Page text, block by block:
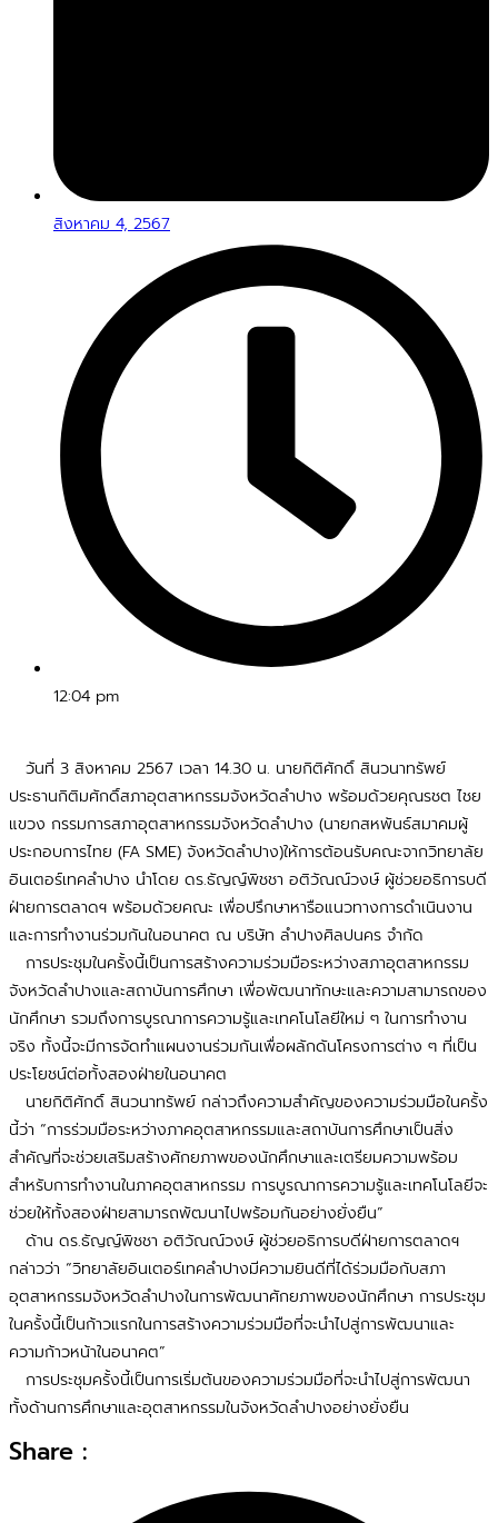
สิงหาคม 4, 2567
12:04 pm
วันที่ 3 สิงหาคม 2567 เวลา 14.30 น. นายกิติศักดิ์ สินวนาทรัพย์
ประธานกิติมศักดิ์สภาอุตสาหกรรมจังหวัดลำปาง พร้อมด้วยคุณรชต ไชย
แขวง กรรมการสภาอุตสาหกรรมจังหวัดลำปาง (นายกสหพันธ์สมาคมผู้
ประกอบการไทย (FA SME) จังหวัดลำปาง)ให้การต้อนรับคณะจากวิทยาลัย
อินเตอร์เทคลำปาง นำโดย ดร.ธัญญ์พิชชา อติวัณณ์วงษ์ ผู้ช่วยอธิการบดี
ฝ่ายการตลาดฯ พร้อมด้วยคณะ เพื่อปรึกษาหารือแนวทางการดำเนินงาน
และการทำงานร่วมกันในอนาคต ณ บริษัท ลำปางศิลปนคร จำกัด
การประชุมในครั้งนี้เป็นการสร้างความร่วมมือระหว่างสภาอุตสาหกรรม
จังหวัดลำปางและสถาบันการศึกษา เพื่อพัฒนาทักษะและความสามารถของ
นักศึกษา รวมถึงการบูรณาการความรู้และเทคโนโลยีใหม่ ๆ ในการทำงาน
จริง ทั้งนี้จะมีการจัดทำแผนงานร่วมกันเพื่อผลักดันโครงการต่าง ๆ ที่เป็น
ประโยชน์ต่อทั้งสองฝ่ายในอนาคต
นายกิติศักดิ์ สินวนาทรัพย์ กล่าวถึงความสำคัญของความร่วมมือในครั้ง
นี้ว่า “การร่วมมือระหว่างภาคอุตสาหกรรมและสถาบันการศึกษาเป็นสิ่ง
สำคัญที่จะช่วยเสริมสร้างศักยภาพของนักศึกษาและเตรียมความพร้อม
สำหรับการทำงานในภาคอุตสาหกรรม การบูรณาการความรู้และเทคโนโลยีจะ
ช่วยให้ทั้งสองฝ่ายสามารถพัฒนาไปพร้อมกันอย่างยั่งยืน”
ด้าน ดร.ธัญญ์พิชชา อติวัณณ์วงษ์ ผู้ช่วยอธิการบดีฝ่ายการตลาดฯ
กล่าวว่า “วิทยาลัยอินเตอร์เทคลำปางมีความยินดีที่ได้ร่วมมือกับสภา
อุตสาหกรรมจังหวัดลำปางในการพัฒนาศักยภาพของนักศึกษา การประชุม
ในครั้งนี้เป็นก้าวแรกในการสร้างความร่วมมือที่จะนำไปสู่การพัฒนาและ
ความก้าวหน้าในอนาคต”
การประชุมครั้งนี้เป็นการเริ่มต้นของความร่วมมือที่จะนำไปสู่การพัฒนา
ทั้งด้านการศึกษาและอุตสาหกรรมในจังหวัดลำปางอย่างยั่งยืน
Share :